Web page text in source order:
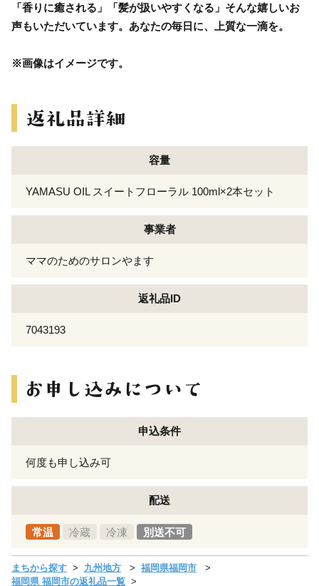
「香りに癒される」「髪が扱いやすくなる」そんな嬉しいお
声もいただいています。あなたの毎日に、上質な一滴を。
※画像はイメージです。
容量
YAMASU OIL スイートフローラル 100ml×2本セット
事業者
ママのためのサロンやます
返礼品ID
7043193
申込条件
何度も申し込み可
配送
常温 冷蔵 冷凍 別送不可
まちから探す 九州地方
福岡県福岡市
福岡県 福岡市の返礼品一覧